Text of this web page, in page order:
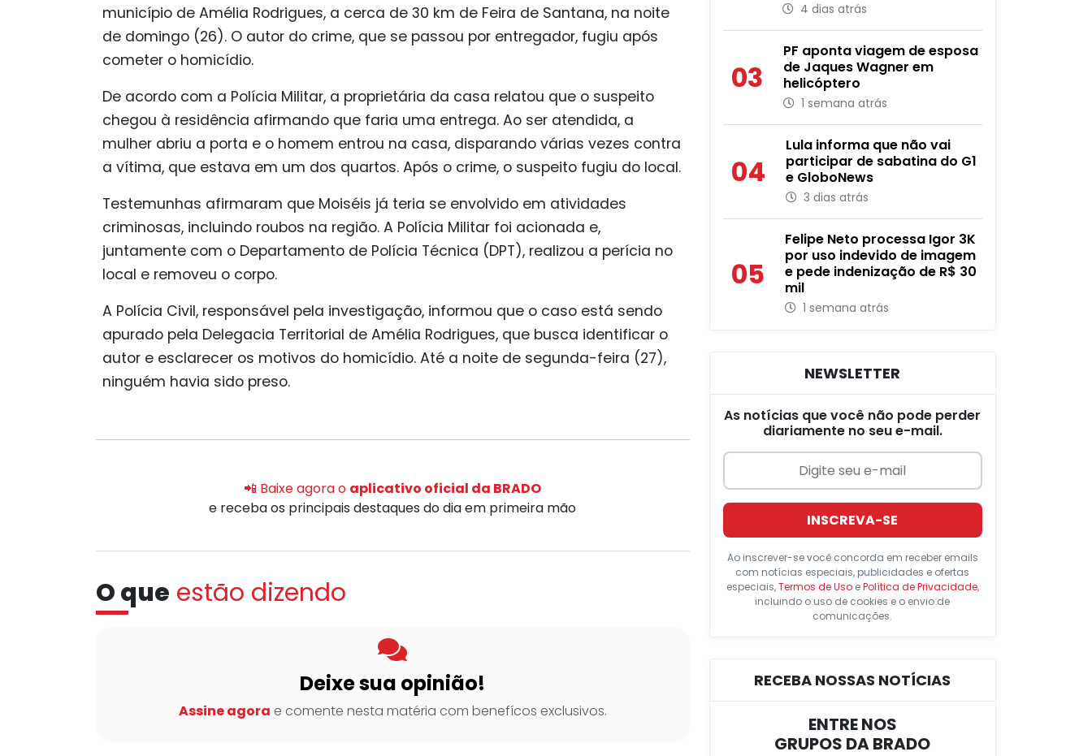
município de Amélia Rodrigues, a cerca de 30 km de Feira de Santana, na noite
de domingo (26). O autor do crime, que se passou por entregador, fugiu após
cometer o homicídio.
De acordo com a Polícia Militar, a proprietária da casa relatou que o suspeito
chegou à residência afirmando que faria uma entrega. Ao ser atendida, a
mulher abriu a porta e o homem entrou na casa, disparando várias vezes contra
a vítima, que estava em um dos quartos. Após o crime, o suspeito fugiu do local.
Testemunhas afirmaram que Moiséis já teria se envolvido em atividades
criminosas, incluindo roubos na região. A Polícia Militar foi acionada e,
juntamente com o Departamento de Polícia Técnica (DPT), realizou a perícia no
local e removeu o corpo.
A Polícia Civil, responsável pela investigação, informou que o caso está sendo
apurado pela Delegacia Territorial de Amélia Rodrigues, que busca identificar o
autor e esclarecer os motivos do homicídio. Até a noite de segunda-feira (27),
ninguém havia sido preso.
📲 Baixe agora o aplicativo oficial da BRADO
e receba os principais destaques do dia em primeira mão
O que estão dizendo
Deixe sua opinião!
Assine agora e comente nesta matéria com benefícos exclusivos.
4 dias atrás
03
PF aponta viagem de esposa
de Jaques Wagner em
helicóptero
1 semana atrás
04
Lula informa que não vai
participar de sabatina do G1
e GloboNews
3 dias atrás
05
Felipe Neto processa Igor 3K
por uso indevido de imagem
e pede indenização de R$ 30
mil
1 semana atrás
NEWSLETTER
As notícias que você não pode perder
diariamente no seu e-mail.
INSCREVA-SE
Ao inscrever-se você concorda em receber emails
com notícias especiais, publicidades e ofertas
especiais,Termos de UsoePolítica de Privacidade,
incluindo o uso de cookies e o envio de
comunicações.
RECEBA NOSSAS NOTÍCIAS
ENTRE NOS
GRUPOS DA BRADO